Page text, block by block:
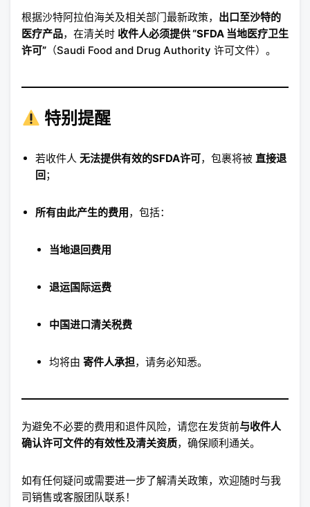
根据沙特阿拉伯海关及相关部门最新政策， 出口至沙特的
医疗产品，在清关时 收件人必须提供 “SFDA 当地医疗卫生
许可” （Saudi Food and Drug Authority 许可文件）。
特别提醒
若收件人 无法提供有效的SFDA许可，包裹将被 直接退
回；
所有由此产生的费用，包括：
当地退回费用
退运国际运费
中国进口清关税费
均将由 寄件人承担，请务必知悉。
为避免不必要的费用和退件风险，请您在发货前与收件人
确认许可文件的有效性及清关资质，确保顺利通关。
如有任何疑问或需要进一步了解清关政策，欢迎随时与我
司销售或客服团队联系！